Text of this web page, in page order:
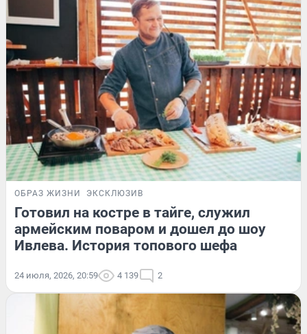
ОБРАЗ ЖИЗНИ ЭКСКЛЮЗИВ
Готовил на костре в тайге, служил
армейским поваром и дошел до шоу
Ивлева. История топового шефа
24 июля, 2026, 20:59 4 139 2